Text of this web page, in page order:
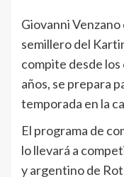
Giovanni
semillero del
compite desde
años, se prepara
temporada en la
El programa de
lo llevará a
y argentino de